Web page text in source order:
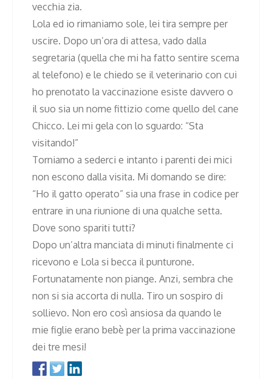
vecchia zia.
Lola ed io rimaniamo sole, lei tira sempre per
uscire. Dopo un’ora di attesa, vado dalla
segretaria (quella che mi ha fatto sentire scema
al telefono) e le chiedo se il veterinario con cui
ho prenotato la vaccinazione esiste davvero o
il suo sia un nome fittizio come quello del cane
Chicco. Lei mi gela con lo sguardo: “Sta
visitando!”
Torniamo a sederci e intanto i parenti dei mici
non escono dalla visita. Mi domando se dire:
“Ho il gatto operato” sia una frase in codice per
entrare in una riunione di una qualche setta.
Dove sono spariti tutti?
Dopo un’altra manciata di minuti finalmente ci
ricevono e Lola si becca il punturone.
Fortunatamente non piange. Anzi, sembra che
non si sia accorta di nulla. Tiro un sospiro di
sollievo. Non ero così ansiosa da quando le
mie figlie erano bebè per la prima vaccinazione
dei tre mesi!